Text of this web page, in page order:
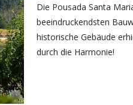
Die Pousada Santa
beeindruckendsten
historische Gebäude
durch die Harmonie!